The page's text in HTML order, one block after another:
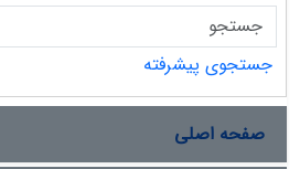
جستجوی پیشرفته
صفحه اصلی